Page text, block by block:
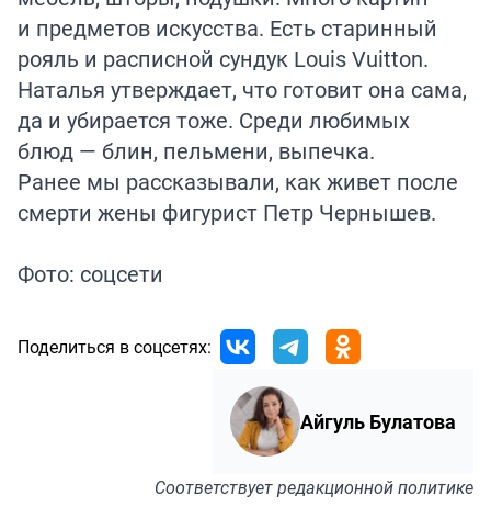
и предметов искусства. Есть старинный
рояль и расписной сундук Louis Vuitton.
Наталья утверждает, что готовит она сама,
да и убирается тоже. Среди любимых
блюд — блин, пельмени, выпечка.
Ранее мы рассказывали, как живет после
смерти жены фигурист Петр Чернышев.
Фото: соцсети
Поделиться в соцсетях:
Айгуль Булатова
Соответствуетредакционной политике